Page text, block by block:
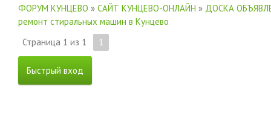
ФОРУМ КУНЦЕВО » САЙТ КУНЦЕВО-ОНЛАЙН » ДОСКА
ремонт стиральных машин в Кунцево
Страница 1 из 1 1